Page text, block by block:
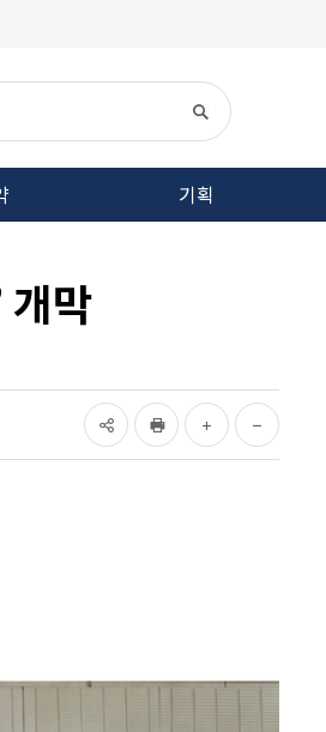
기획
개막